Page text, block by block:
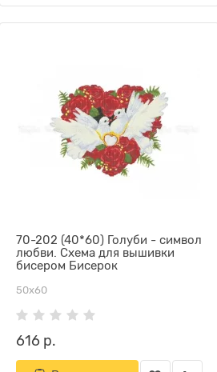
70-202 (40*60) Голуби - символ
любви. Схема для вышивки
бисером Бисерок
50х60
616 р.